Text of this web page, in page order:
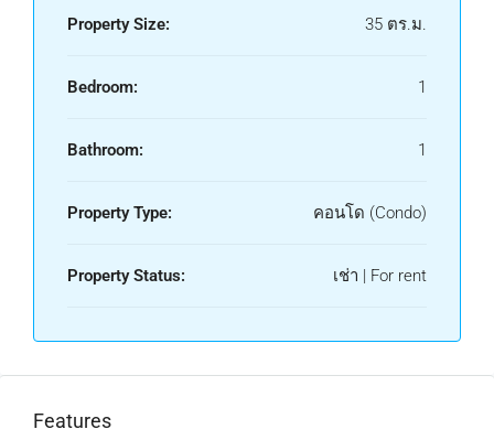
Property Size: 35 ตร.ม.
Bedroom: 1
Bathroom: 1
Property Type: คอนโด (Condo)
Property Status: เช่า | For rent
Features